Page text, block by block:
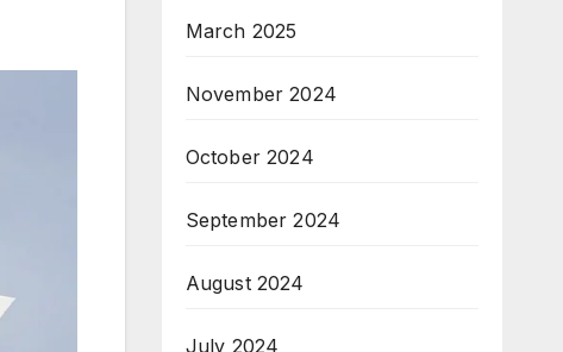
March 2025
November 2024
October 2024
September 2024
August 2024
July 2024